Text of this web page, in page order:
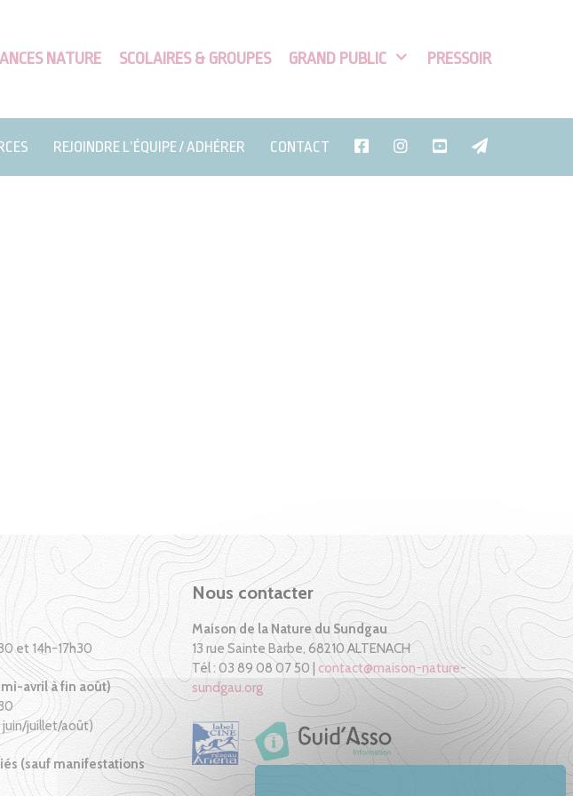
NATURE SCOLAIRES & GROUPES GRAND PUBLIC PRESSOIR
REJOINDRE L’ÉQUIPE / ADHÉRER CONTACT
et 14h-17h30
avril à fin août)
juin/juillet/août)
(sauf manifestations
Nous contacter
Maison de la Nature du Sundgau
13 rue Sainte Barbe, 68210 ALTENACH
Tél : 03 89 08 07 50 | contact@maison-nature-
sundgau.org